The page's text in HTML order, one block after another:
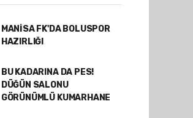
MANİSA FK'DA BOLUSPOR
HAZIRLIĞI
BU KADARINA DA PES!
DÜĞÜN SALONU
GÖRÜNÜMLÜ KUMARHANE